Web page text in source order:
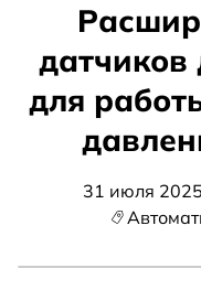
датчиков
для
31 июля 2025